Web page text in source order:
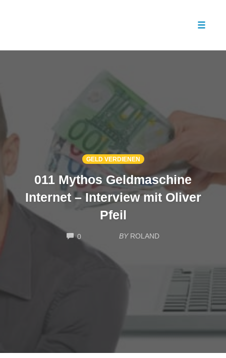
GELD VERDIENEN
011 Mythos Geldmaschine
Internet – Interview mit Oliver
Pfeil
0
COMMENTS
BY ROLAND